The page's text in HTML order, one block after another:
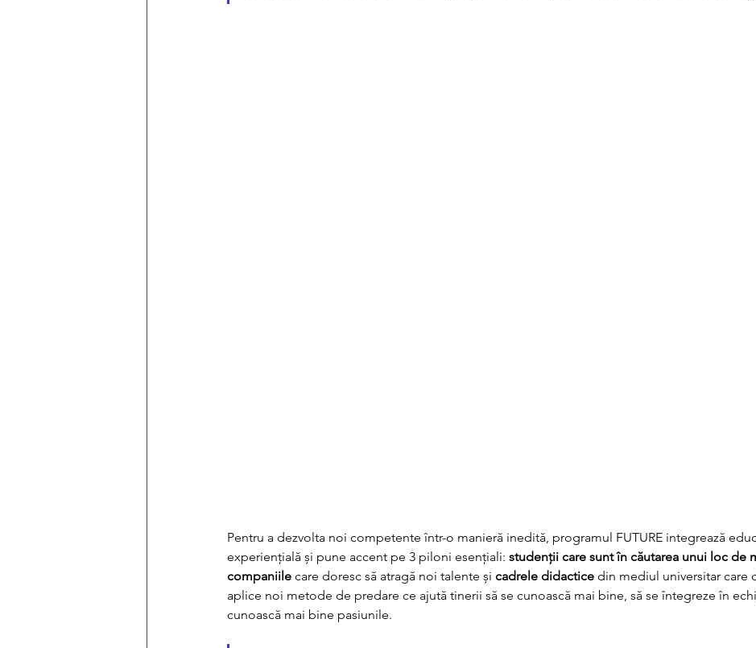
Pentru a dezvolta noi competente într-o manieră inedită, programul FUTURE integrează
experiențială și pune accent pe 3 piloni esențiali: studenții care sunt în căutarea unui loc de
companiile care doresc să atragă noi talente și cadrele didactice din mediul universitar care
aplice noi metode de predare ce ajută tinerii să se cunoască mai bine, să se întegreze în
cunoască mai bine pasiunile.